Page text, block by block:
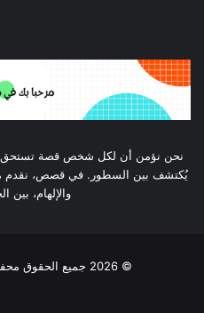
نحن نؤمن أن لكل شخص قصة تستحق
يُكتشف بين السطور. في قصص، نقدم
والإلهام، بين
©
2026 جميع الحقوق